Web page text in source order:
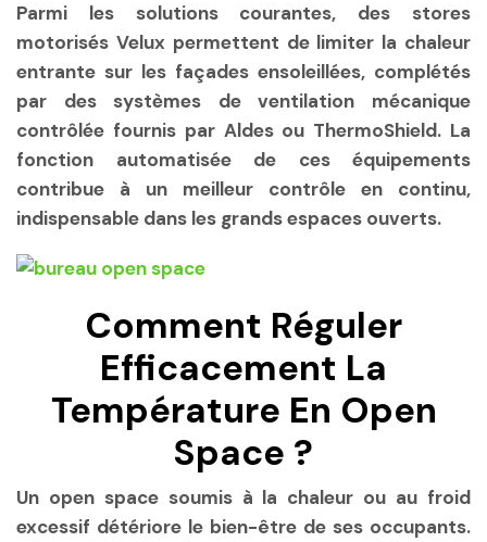
Parmi les solutions courantes, des stores
motorisés Velux permettent de limiter la chaleur
entrante sur les façades ensoleillées, complétés
par des systèmes de ventilation mécanique
contrôlée fournis par Aldes ou ThermoShield. La
fonction automatisée de ces équipements
contribue à un meilleur contrôle en continu,
indispensable dans les grands espaces ouverts.
Comment Réguler
Efficacement La
Température En Open
Space ?
Un open space soumis à la chaleur ou au froid
excessif détériore le bien-être de ses occupants.